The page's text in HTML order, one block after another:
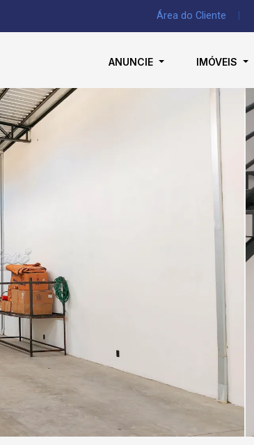
Área do Cliente
ANUNCIE IMÓVEIS